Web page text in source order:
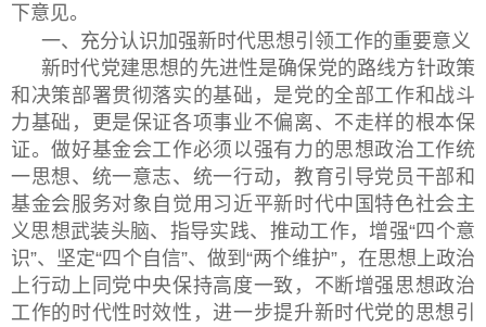
下意见。
一、充分认识加强新时代思想引领工作的重要意义
新时代党建思想的先进性是确保党的路线方针政策
和决策部署贯彻落实的基础，是党的全部工作和战斗
力基础，更是保证各项事业不偏离、不走样的根本保
证。做好基金会工作必须以强有力的思想政治工作统
一思想、统一意志、统一行动，教育引导党员干部和
基金会服务对象自觉用习近平新时代中国特色社会主
义思想武装头脑、指导实践、推动工作，增强“四个意
识”、坚定“四个自信”、做到“两个维护”，在思想上政治
上行动上同党中央保持高度一致，不断增强思想政治
工作的时代性时效性，进一步提升新时代党的思想引